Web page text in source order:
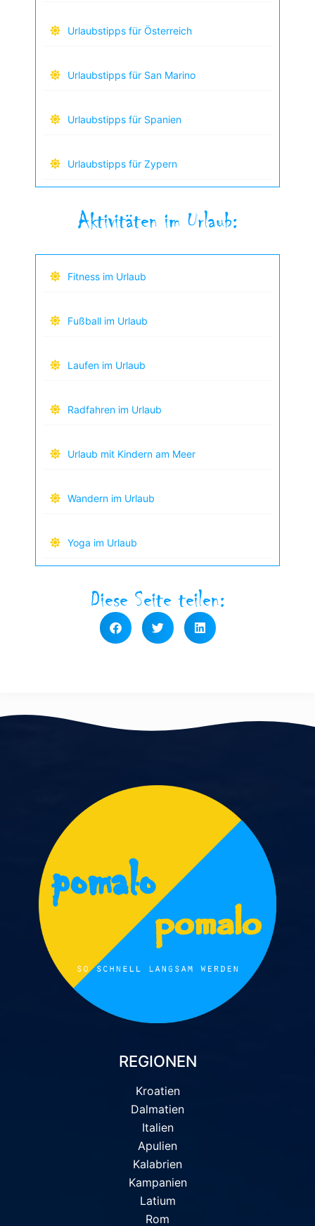
Urlaubstipps für Österreich
Urlaubstipps für San Marino
Urlaubstipps für Spanien
Urlaubstipps für Zypern
Aktivitäten im Urlaub:
Fitness im Urlaub
Fußball im Urlaub
Laufen im Urlaub
Radfahren im Urlaub
Urlaub mit Kindern am Meer
Wandern im Urlaub
Yoga im Urlaub
Diese Seite teilen:
REGIONEN
Kroatien
Dalmatien
Italien
Apulien
Kalabrien
Kampanien
Latium
Rom